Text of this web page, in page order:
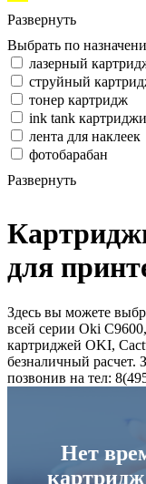
Развернуть
Выбрать по
лазерный
струйный
тонер картридж
ink tank картриджи
лента для наклеек
фотобарабан
Развернуть
для
Здесь вы можете
всей серии Oki
картриджей OKI,
безналичный расчет.
позвонив на тел:
Нет